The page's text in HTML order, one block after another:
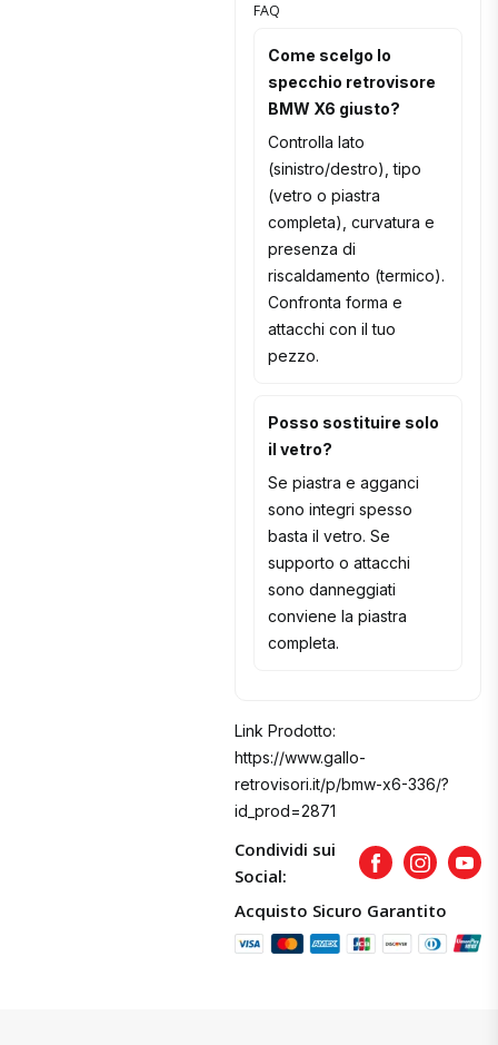
FAQ
Come scelgo lo
specchio retrovisore
BMW X6 giusto?
Controlla lato
(sinistro/destro), tipo
(vetro o piastra
completa), curvatura e
presenza di
riscaldamento (termico).
Confronta forma e
attacchi con il tuo
pezzo.
Posso sostituire solo
il vetro?
Se piastra e agganci
sono integri spesso
basta il vetro. Se
supporto o attacchi
sono danneggiati
conviene la piastra
completa.
Link Prodotto:
https://www.gallo-
retrovisori.it/p/bmw-x6-336/?
id_prod=2871
Condividi sui
Social:
FacebookInstagram
Acquisto Sicuro Garantito